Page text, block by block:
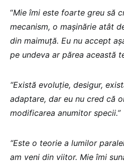
“Mie îmi este foarte greu să
mecanism, o mașinărie atât
din maimuță. Eu nu accept
pe undeva ar părea această
“Există evoluție, desigur,
adaptare, dar eu nu cred că
modificarea anumitor specii.”
“Este o teorie a lumilor
am veni din viitor. Mie îmi